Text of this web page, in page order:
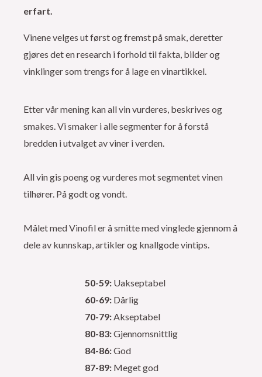
erfart.
Vinene velges ut først og fremst på smak, deretter
gjøres det en research i forhold til fakta, bilder og
vinklinger som trengs for å lage en vinartikkel.
Etter vår mening kan all vin vurderes, beskrives og
smakes. Vi smaker i alle segmenter for å forstå
bredden i utvalget av viner i verden.
All vin gis poeng og vurderes mot segmentet vinen
tilhører. På godt og vondt.
Målet med Vinofil er å smitte med vinglede gjennom å
dele av kunnskap, artikler og knallgode vintips.
50-59:Uakseptabel
60-69:Dårlig
70-79:Akseptabel
80-83:Gjennomsnittlig
84-86:God
87-89:Meget god